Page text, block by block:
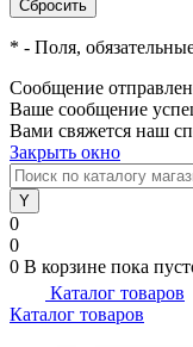
* - Поля,
Сообщение
Ваше сообщение
Вами свяжется наш
Закрыть окно
0
0
0 В корзине пока
Каталог товаров
Каталог товаров